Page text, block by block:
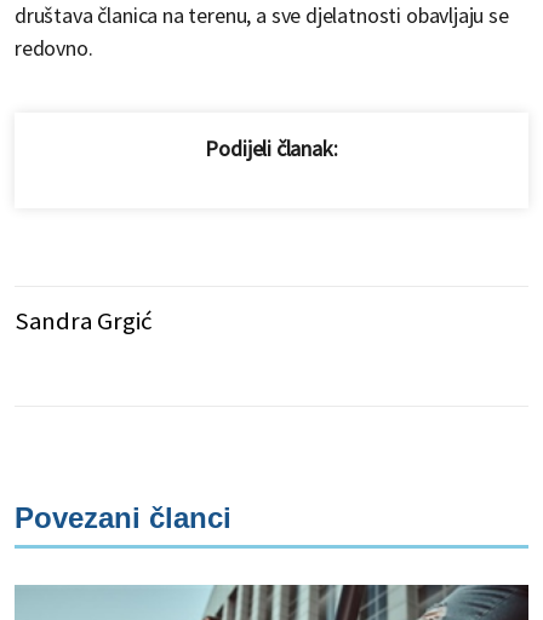
društava članica na terenu, a sve djelatnosti obavljaju se
redovno.
Podijeli članak:
Sandra Grgić
Povezani članci